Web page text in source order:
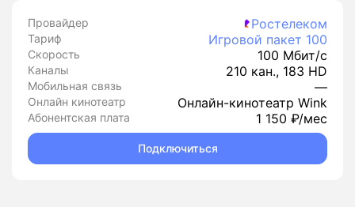
Провайдер Ростелеком
Тариф Игровой пакет 100
Скорость 100 Мбит/с
Каналы 210 кан., 183 HD
Мобильная связь —
Онлайн кинотеатр Онлайн-кинотеатр Wink
Абонентская плата 1 150 ₽/мес
Подключиться